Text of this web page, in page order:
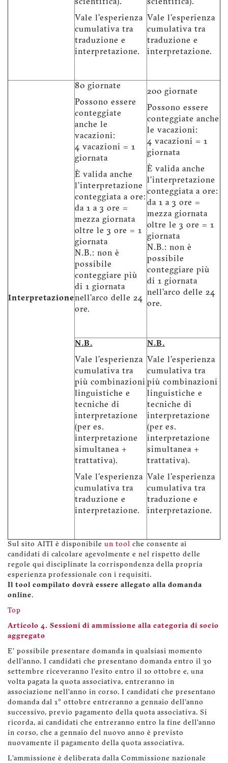
scientifica).
Vale l'esperienza
cumulativa tra
traduzione e
interpretazione.
scientifica).
Vale l'esperienza
cumulativa tra
traduzione e
interpretazione.
Interpretazione
80 giornate
Possono essere
conteggiate
anche le
vacazioni:
4 vacazioni = 1
giornata
È valida anche
l’interpretazione
conteggiata a ore:
da 1 a 3 ore =
mezza giornata
oltre le 3 ore = 1
giornata
N.B.: non è
possibile
conteggiare più
di 1 giornata
nell’arco delle 24
ore.
200 giornate
Possono essere
conteggiate anche
le vacazioni:
4 vacazioni = 1
giornata
È valida anche
l’interpretazione
conteggiata a ore:
da 1 a 3 ore =
mezza giornata
oltre le 3 ore = 1
giornata
N.B.: non è
possibile
conteggiare più
di 1 giornata
nell’arco delle 24
ore.
N.B.
Vale l'esperienza
cumulativa tra
più combinazioni
linguistiche e
tecniche di
interpretazione
(per es.
interpretazione
simultanea +
trattativa).
Vale l'esperienza
cumulativa tra
traduzione e
interpretazione.
N.B.
Vale l'esperienza
cumulativa tra
più combinazioni
linguistiche e
tecniche di
interpretazione
(per es.
interpretazione
simultanea +
trattativa).
Vale l'esperienza
cumulativa tra
traduzione e
interpretazione.
Sul sito AITI è disponibile un tool che consente ai
candidati di calcolare agevolmente e nel rispetto delle
regole qui disciplinate la corrispondenza della propria
esperienza professionale con i requisiti.
Il tool compilato dovrà essere allegato alla domanda
online.
Top
Articolo 4. Sessioni di ammissione alla categoria di socio
aggregato
E' possibile presentare domanda in qualsiasi momento
dell’anno. I candidati che presentano domanda entro il 30
settembre riceveranno l’esito entro il 10 ottobre e, una
volta pagata la quota associativa, entreranno in
associazione nell’anno in corso. I candidati che presentano
domanda dal 1° ottobre entreranno a gennaio dell’anno
successivo, previo pagamento della quota associativa. Si
ricorda, ai candidati che entreranno entro la fine dell’anno
in corso, che a gennaio del nuovo anno è previsto
nuovamente il pagamento della quota associativa.
L'ammissione è deliberata dalla Commissione nazionale